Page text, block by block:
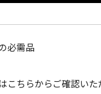
必需品
こちらからご確認い